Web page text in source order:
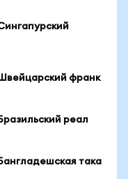
франк
реал
така